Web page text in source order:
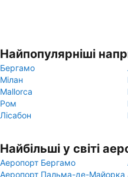
Найпопулярніші
Бергамо
Мілан
Mallorca
Ром
Лісабон
Найбільші у світі
Аеропорт Бергамо
Аеропорт Пальма-де-Майорка